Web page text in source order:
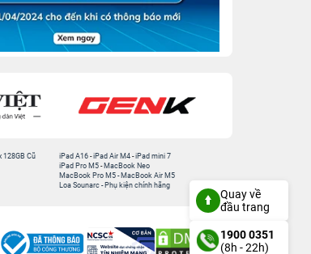
128GB Cũ
iPad A16 -iPad Air M4 -iPad mini 7
iPad Pro M5 - MacBook Neo
MacBook Pro M5 - MacBook Air M5
Loa Sounarc - Phụ kiện chính hãng
Quay về
đầu trang
1900 0351
(8h - 22h)